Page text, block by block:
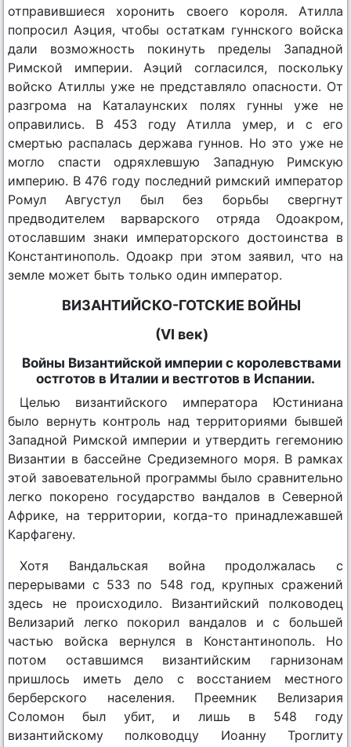
отправившиеся хоронить своего короля. Атилла
попросил Аэция, чтобы остаткам гуннского войска
дали возможность покинуть пределы Западной
Римской империи. Аэций согласился, поскольку
войско Атиллы уже не представляло опасности. От
разгрома на Каталаунских полях гунны уже не
оправились. В 453 году Атилла умер, и с его
смертью распалась держава гуннов. Но это уже не
могло спасти одряхлевшую Западную Римскую
империю. В 476 году последний римский император
Ромул Августул был без борьбы свергнут
предводителем варварского отряда Одоакром,
отославшим знаки императорского достоинства в
Константинополь. Одоакр при этом заявил, что на
земле может быть только один император.
ВИЗАНТИЙСКО-ГОТСКИЕ ВОЙНЫ
(VI век)
Войны Византийской империи с королевствами
остготов в Италии и вестготов в Испании.
Целью византийского императора Юстиниана
было вернуть контроль над территориями бывшей
Западной Римской империи и утвердить гегемонию
Византии в бассейне Средиземного моря. В рамках
этой завоевательной программы было сравнительно
легко покорено государство вандалов в Северной
Африке, на территории, когда-то принадлежавшей
Карфагену.
Хотя Вандальская война продолжалась с
перерывами с 533 по 548 год, крупных сражений
здесь не происходило. Византийский полководец
Велизарий легко покорил вандалов и с большей
частью войска вернулся в Константинополь. Но
потом оставшимся византийским гарнизонам
пришлось иметь дело с восстанием местного
берберского населения. Преемник Велизария
Соломон был убит, и лишь в 548 году
византийскому полководцу Иоанну Троглиту